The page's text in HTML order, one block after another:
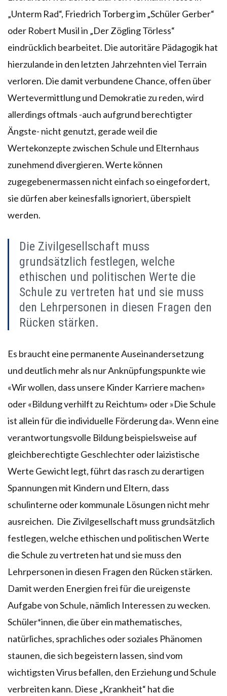
„Unterm Rad“, Friedrich Torberg im „Schüler Gerber“
oder Robert Musil in „Der Zögling Törless“
eindrücklich bearbeitet. Die autoritäre Pädagogik hat
hierzulande in den letzten Jahrzehnten viel Terrain
verloren. Die damit verbundene Chance, offen über
Wertevermittlung und Demokratie zu reden, wird
allerdings oftmals -auch aufgrund berechtigter
Ängste- nicht genutzt, gerade weil die
Wertekonzepte zwischen Schule und Elternhaus
zunehmend divergieren. Werte können
zugegebenermassen nicht einfach so eingefordert,
sie dürfen aber keinesfalls ignoriert, überspielt
werden.
Die Zivilgesellschaft muss
grundsätzlich festlegen, welche
ethischen und politischen Werte die
Schule zu vertreten hat und sie muss
den Lehrpersonen in diesen Fragen den
Rücken stärken.
Es braucht eine permanente Auseinandersetzung
und deutlich mehr als nur Anknüpfungspunkte wie
«Wir wollen, dass unsere Kinder Karriere machen»
oder «Bildung verhilft zu Reichtum» oder »Die Schule
ist allein für die individuelle Förderung da». Wenn eine
verantwortungsvolle Bildung beispielsweise auf
gleichberechtigte Geschlechter oder laizistische
Werte Gewicht legt, führt das rasch zu derartigen
Spannungen mit Kindern und Eltern, dass
schulinterne oder kommunale Lösungen nicht mehr
ausreichen. Die Zivilgesellschaft muss grundsätzlich
festlegen, welche ethischen und politischen Werte
die Schule zu vertreten hat und sie muss den
Lehrpersonen in diesen Fragen den Rücken stärken.
Damit werden Energien frei für die ureigenste
Aufgabe von Schule, nämlich Interessen zu wecken.
Schüler*innen, die über ein mathematisches,
natürliches, sprachliches oder soziales Phänomen
staunen, die sich begeistern lassen, sind vom
wichtigsten Virus befallen, den Erziehung und Schule
verbreiten kann. Diese „Krankheit“ hat die